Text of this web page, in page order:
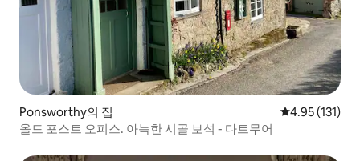
Ponsworthy의 집 평점 4.95점(5
4.95 (131)
올드 포스트 오피스. 아늑한 시골 보석 - 다트무어